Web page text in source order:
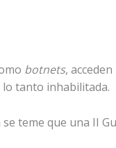
botnets, acceden
tanto inhabilitada.
teme que una II